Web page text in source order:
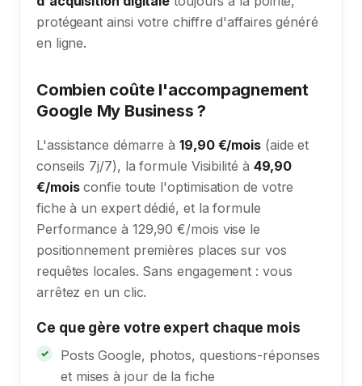
protégeant ainsi votre chiffre d'affaires généré
en ligne.
Combien coûte l'accompagnement
Google My Business ?
L'assistance démarre à19,90 €/mois (aide et
conseils 7j/7), la formule Visibilité à 49,90
€/moisconfie toute l'optimisation de votre
fiche à un expert dédié, et la formule
Performance à 129,90 €/mois vise le
positionnement premières places sur vos
requêtes locales. Sans engagement : vous
arrêtez en un clic.
Ce que gère votre expert chaque mois
Posts Google, photos, questions-réponses
et mises à jour de la fiche